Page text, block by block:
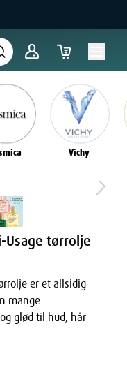
Vichy
Usage tørrolje
er et allsidig
mange
glød til hud, hår